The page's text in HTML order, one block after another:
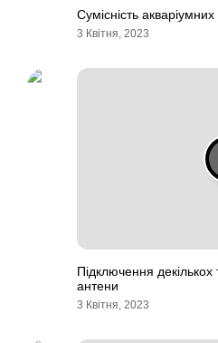
Сумісність
3 Квітня, 2023
Підключення декількох
антени
3 Квітня, 2023